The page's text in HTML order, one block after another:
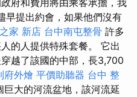
府和費用將由乘客承擔，我
早提出約會，如果他們沒有
家 新店 台中南屯整骨 許多
的人提供特殊套餐。 它出
越了該國的中部，長3,700
府外燴 平價助聽器 台中 整
大的河流盆地，該河流延